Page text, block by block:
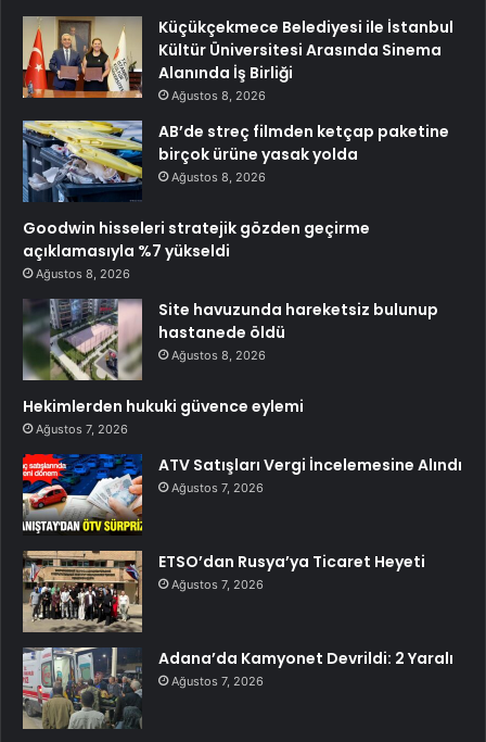
Küçükçekmece Belediyesi ile İstanbul
Kültür Üniversitesi Arasında Sinema
Alanında İş Birliği
Ağustos 8, 2026
AB’de streç filmden ketçap paketine
birçok ürüne yasak yolda
Ağustos 8, 2026
Goodwin hisseleri stratejik gözden geçirme
açıklamasıyla %7 yükseldi
Ağustos 8, 2026
Site havuzunda hareketsiz bulunup
hastanede öldü
Ağustos 8, 2026
Hekimlerden hukuki güvence eylemi
Ağustos 7, 2026
ATV Satışları Vergi İncelemesine Alındı
Ağustos 7, 2026
ETSO’dan Rusya’ya Ticaret Heyeti
Ağustos 7, 2026
Adana’da Kamyonet Devrildi: 2 Yaralı
Ağustos 7, 2026